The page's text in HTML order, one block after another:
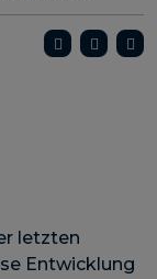
letzten
Entwicklung